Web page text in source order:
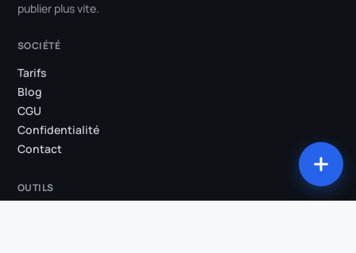
publier plus vite.
SOCIÉTÉ
Tarifs
Blog
CGU
Confidentialité
Contact
OUTILS